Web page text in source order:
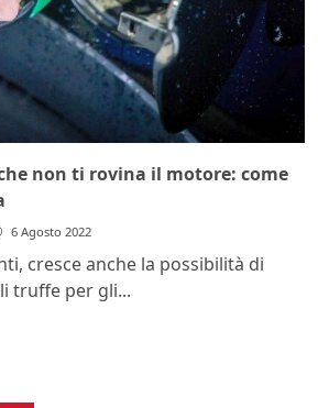
non ti rovina il motore: come
6 Agosto 2022
cresce anche la possibilità di
truffe per gli...